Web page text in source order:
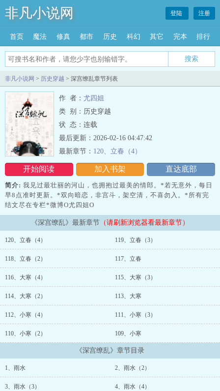
非凡小说网
搜索
登陆 注册
首页 魔法 修真 都市 历史 科幻 其它 完本 排行
非凡小说网 > 历史穿越 > 深宫缭乱章节列表
作 者： 尤四姐
类 别：历史穿越
状 态：连载
开始阅读 加入书架 直达底部
最后更新：2026-02-16 04:47:42
最新章节： 120、立春（4）
简介: 我见过最壮丽的河山，也拥抱过最美的情郎。*若无意外，每日
早8点准时更新。*双向暗恋，非宫斗，架空清，不喜勿入。*所有完
结文尽在专栏*微博O尤四姐O
《深宫缭乱》最新章节 （请刷新浏览器看最新章节）
120、立春（4） 119、立春（3）
118、立春（2） 117、立春
116、大寒（4） 115、大寒（3）
114、大寒（2） 113、大寒
112、小寒（4） 111、小寒（3）
110、小寒（2） 109、小寒
《深宫缭乱》章节目录
1、雨水 2、雨水（2）
3、雨水（3） 4、雨水（4）